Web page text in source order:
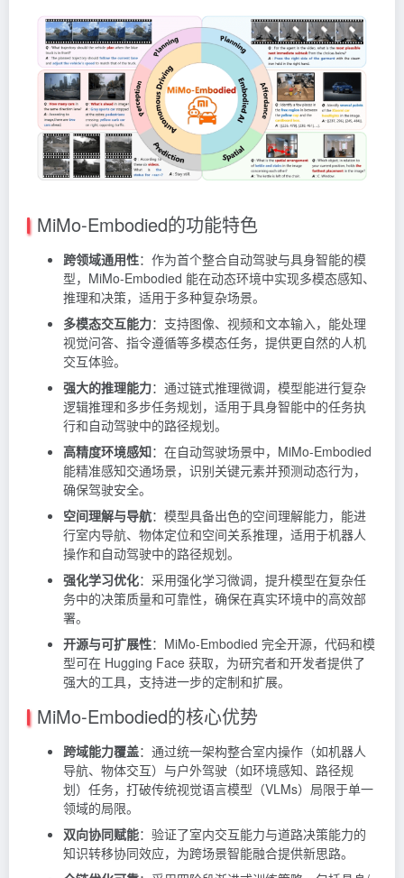
MiMo-Embodied的功能特色
跨领域通用性：作为首个整合自动驾驶与具身智能的模
型，MiMo-Embodied 能在动态环境中实现多模态感知、
推理和决策，适用于多种复杂场景。
多模态交互能力：支持图像、视频和文本输入，能处理
视觉问答、指令遵循等多模态任务，提供更自然的人机
交互体验。
强大的推理能力：通过链式推理微调，模型能进行复杂
逻辑推理和多步任务规划，适用于具身智能中的任务执
行和自动驾驶中的路径规划。
高精度环境感知：在自动驾驶场景中，MiMo-Embodied
能精准感知交通场景，识别关键元素并预测动态行为，
确保驾驶安全。
空间理解与导航：模型具备出色的空间理解能力，能进
行室内导航、物体定位和空间关系推理，适用于机器人
操作和自动驾驶中的路径规划。
强化学习优化：采用强化学习微调，提升模型在复杂任
务中的决策质量和可靠性，确保在真实环境中的高效部
署。
开源与可扩展性：MiMo-Embodied 完全开源，代码和模
型可在 Hugging Face 获取，为研究者和开发者提供了
强大的工具，支持进一步的定制和扩展。
MiMo-Embodied的核心优势
跨域能力覆盖：通过统一架构整合室内操作（如机器人
导航、物体交互）与户外驾驶（如环境感知、路径规
划）任务，打破传统视觉语言模型（VLMs）局限于单一
领域的局限。
双向协同赋能：验证了室内交互能力与道路决策能力的
知识转移协同效应，为跨场景智能融合提供新思路。